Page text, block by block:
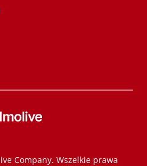
Company. Wszelkie prawa